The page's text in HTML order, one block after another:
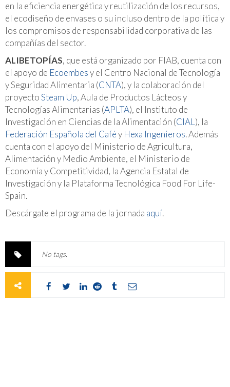
en la eficiencia energética y reutilización de los recursos,
el ecodiseño de envases o su incluso dentro de la política y
los compromisos de responsabilidad corporativa de las
compañías del sector.
ALIBETOPÍAS, que está organizado por FIAB, cuenta con
el apoyo de Ecoembesy el Centro Nacional de Tecnología
y Seguridad Alimentaria (CNTA), y la colaboración del
proyectoSteam Up, Aula de Productos Lácteos y
Tecnologías Alimentarias (APLTA), el Instituto de
Investigación en Ciencias de la Alimentación (CIAL), la
Federación Española del Caféy Hexa Ingenieros. Además
cuenta con el apoyo del Ministerio de Agricultura,
Alimentación y Medio Ambiente, el Ministerio de
Economía y Competitividad, la Agencia Estatal de
Investigación y la Plataforma Tecnológica Food For Life-
Spain.
Descárgate el programa de la jornada aquí.
No tags.